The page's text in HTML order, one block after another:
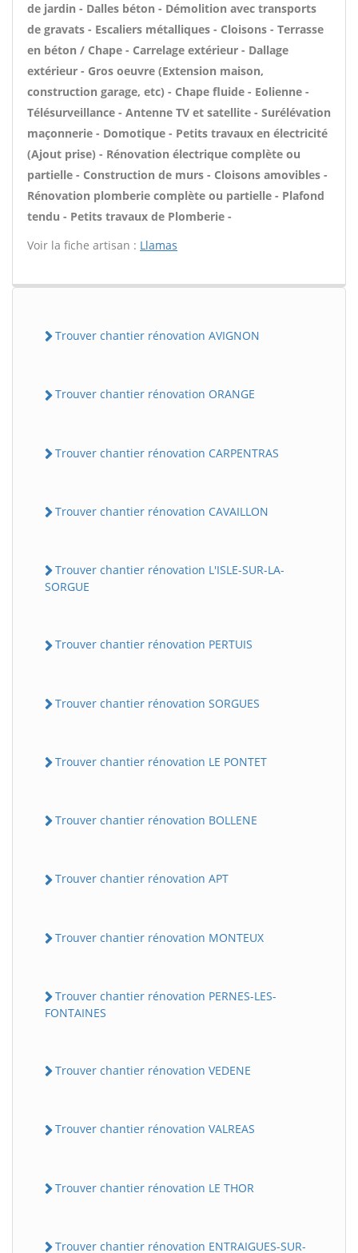
de jardin - Dalles béton - Démolition avec transports
de gravats - Escaliers métalliques - Cloisons - Terrasse
en béton / Chape - Carrelage extérieur - Dallage
extérieur - Gros oeuvre (Extension maison,
construction garage, etc) - Chape fluide - Eolienne -
Télésurveillance - Antenne TV et satellite - Surélévation
maçonnerie - Domotique - Petits travaux en électricité
(Ajout prise) - Rénovation électrique complète ou
partielle - Construction de murs - Cloisons amovibles -
Rénovation plomberie complète ou partielle - Plafond
tendu - Petits travaux de Plomberie -
Voir la fiche artisan : Llamas
Trouver chantier rénovation AVIGNON
Trouver chantier rénovation ORANGE
Trouver chantier rénovation CARPENTRAS
Trouver chantier rénovation CAVAILLON
Trouver chantier rénovation L'ISLE-SUR-LA-
SORGUE
Trouver chantier rénovation PERTUIS
Trouver chantier rénovation SORGUES
Trouver chantier rénovation LE PONTET
Trouver chantier rénovation BOLLENE
Trouver chantier rénovation APT
Trouver chantier rénovation MONTEUX
Trouver chantier rénovation PERNES-LES-
FONTAINES
Trouver chantier rénovation VEDENE
Trouver chantier rénovation VALREAS
Trouver chantier rénovation LE THOR
Trouver chantier rénovation ENTRAIGUES-SUR-